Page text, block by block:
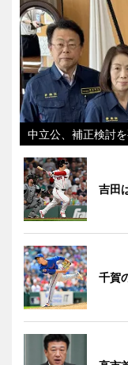
中立公、補正検討
吉田
千賀